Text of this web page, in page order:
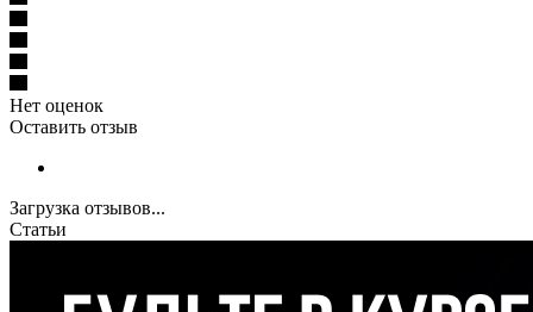
Нет оценок
Оставить отзыв
Загрузка отзывов...
Статьи